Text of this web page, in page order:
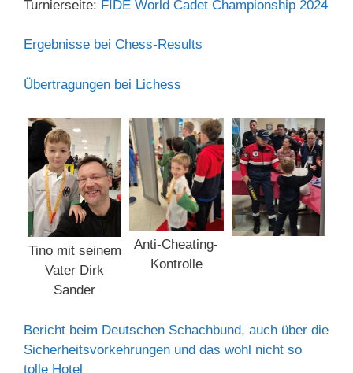
Turnierseite: FIDE World Cadet Championship 2024
Ergebnisse bei Chess-Results
Übertragungen bei Lichess
Tino mit seinem
Vater Dirk
Sander
Anti-Cheating-
Kontrolle
Bericht beim Deutschen Schachbund, auch über die
Sicherheitsvorkehrungen und das wohl nicht so
tolle Hotel